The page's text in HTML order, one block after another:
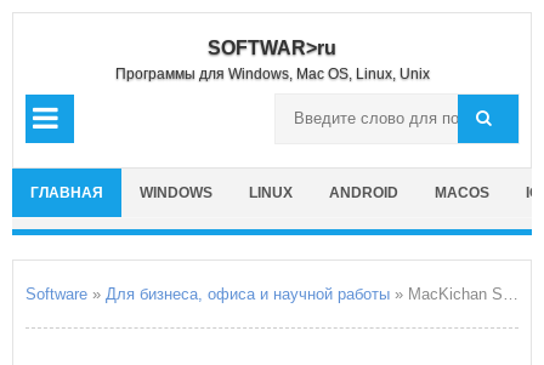
SOFTWAR>ru
Программы для Windows, Mac OS, Linux, Unix
ГЛАВНАЯ WINDOWS LINUX ANDROID MACOS
Software » Для бизнеса, офиса и научной работы » MacKichan Scientific Workplace